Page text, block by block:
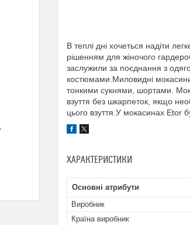
В теплі дні хочеться надіти
рішенням для жіночого
заслужили за поєднання з
костюмами.Миловидні
тонкими сукнями, шортами.
взуття без шкарпеток, якщо
цього взуття.У мокасинах Etor
ХАРАКТЕРИСТИКИ
Основні атрибути
Виробник
Країна виробник